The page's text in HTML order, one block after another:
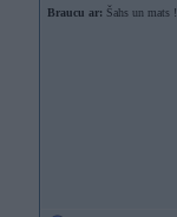
Braucu ar: Šahs un mats !